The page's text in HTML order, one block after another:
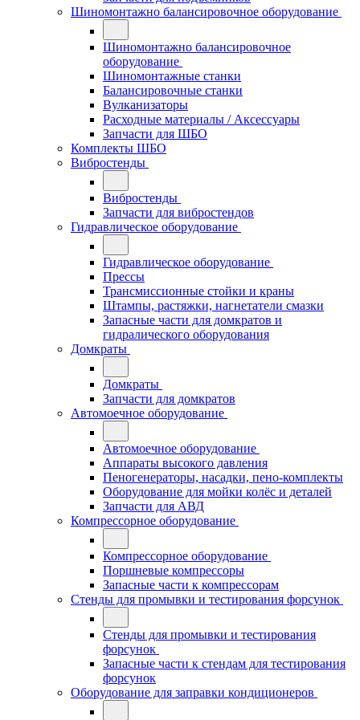
Шиномонтажно балансировочное оборудование
Шиномонтажно балансировочное
оборудование
Шиномонтажные станки
Балансировочные станки
Вулканизаторы
Расходные материалы / Аксессуары
Запчасти для ШБО
Комплекты ШБО
Вибростенды
Вибростенды
Запчасти для вибростендов
Гидравлическое оборудование
Гидравлическое оборудование
Прессы
Трансмиссионные стойки и краны
Штампы, растяжки, нагнетатели смазки
Запасные части для домкратов и
гидралического оборудования
Домкраты
Домкраты
Запчасти для домкратов
Автомоечное оборудование
Автомоечное оборудование
Аппараты высокого давления
Пеногенераторы, насадки, пено-комплекты
Оборудование для мойки колёс и деталей
Запчасти для АВД
Компрессорное оборудование
Компрессорное оборудование
Поршневые компрессоры
Запасные части к компрессорам
Стенды для промывки и тестирования форсунок
Стенды для промывки и тестирования
форсунок
Запасные части к стендам для тестирования
форсунок
Оборудование для заправки кондиционеров